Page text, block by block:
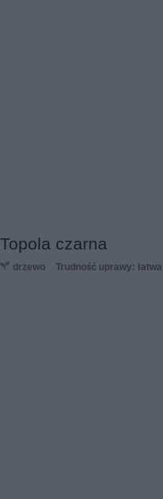
Topola czarna
drzewo Trudność uprawy: łatwa